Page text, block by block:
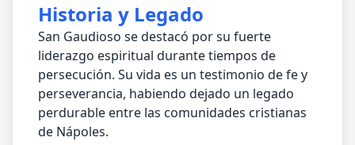
Historia y Legado
San Gaudioso se destacó por su fuerte
liderazgo espiritual durante tiempos de
persecución. Su vida es un testimonio de fe y
perseverancia, habiendo dejado un legado
perdurable entre las comunidades cristianas
de Nápoles.